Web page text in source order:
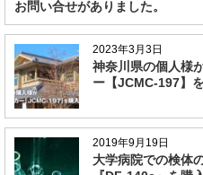
お問い合せがありました。
2023年3月3日
神奈川県の個人様
ー【JCMC-197】
2019年9月19日
大学病院での検体